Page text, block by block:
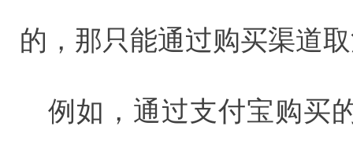
的，那只能通过购买渠道
例如，通过支付宝购买